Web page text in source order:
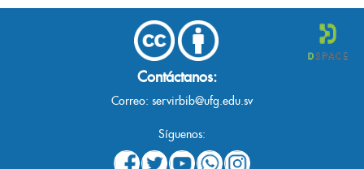
Contáctanos:
Correo: servirbib@ufg.edu.sv
Síguenos: